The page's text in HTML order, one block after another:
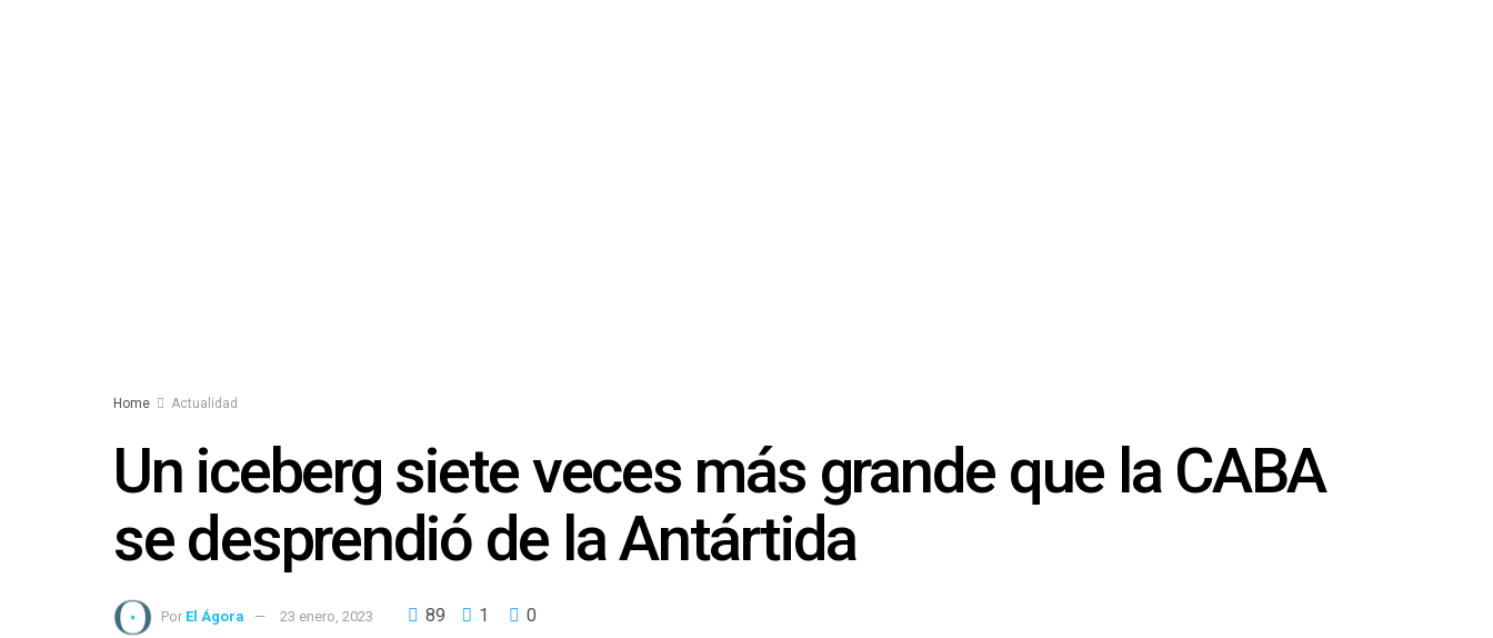
Home Actualidad
Un iceberg siete veces más grande que la CABA
se desprendió de la Antártida
Por El Ágora 23 enero, 2023 89 1 0